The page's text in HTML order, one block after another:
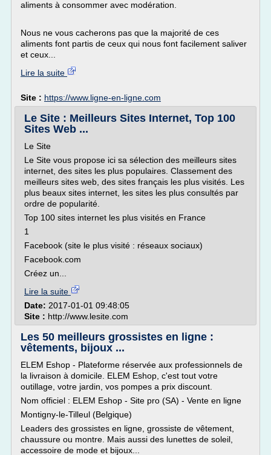
aliments à consommer avec modération.
Nous ne vous cacherons pas que la majorité de ces
aliments font partis de ceux qui nous font facilement saliver
et ceux...
Lire la suite
Site : https://www.ligne-en-ligne.com
Le Site : Meilleurs Sites Internet, Top 100
Sites Web ...
Le Site
Le Site vous propose ici sa sélection des meilleurs sites
internet, des sites les plus populaires. Classement des
meilleurs sites web, des sites français les plus visités. Les
plus beaux sites internet, les sites les plus consultés par
ordre de popularité.
Top 100 sites internet les plus visités en France
1
Facebook (site le plus visité : réseaux sociaux)
Facebook.com
Créez un...
Lire la suite
Date: 2017-01-01 09:48:05
Site : http://www.lesite.com
Les 50 meilleurs grossistes en ligne :
vêtements, bijoux ...
ELEM Eshop - Plateforme réservée aux professionnels de
la livraison à domicile. ELEM Eshop, c'est tout votre
outillage, votre jardin, vos pompes a prix discount.
Nom officiel : ELEM Eshop - Site pro (SA) - Vente en ligne
Montigny-le-Tilleul (Belgique)
Leaders des grossistes en ligne, grossiste de vêtement,
chaussure ou montre. Mais aussi des lunettes de soleil,
accessoire de mode et bijoux...